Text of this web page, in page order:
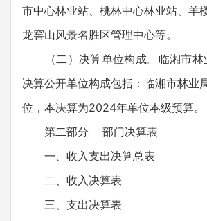
市中心林业站、桃林中心林业站、羊
龙窖山风景名胜区管理中心等。
（二）决算单位构成。临湘市林
决算公开单位构成包括：临湘市林业
位，本决算为2024年单位本级预算。
第二部分 部门决算表
一、收入支出决算总表
二、收入决算表
三、支出决算表